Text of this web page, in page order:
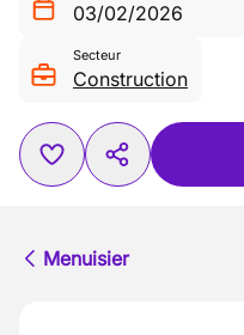
03/02/2026
Secteur
Construction
Menuisier